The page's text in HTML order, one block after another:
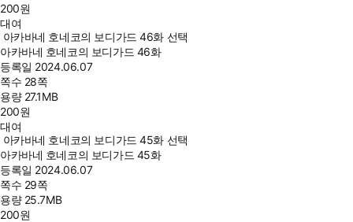
200원
대여
아카바네 호네코의 보디가드 46화 선택
아카바네 호네코의 보디가드 46화
등록일 2024.06.07
쪽수 28쪽
용량 27.1MB
200원
대여
아카바네 호네코의 보디가드 45화 선택
아카바네 호네코의 보디가드 45화
등록일 2024.06.07
쪽수 29쪽
용량 25.7MB
200원